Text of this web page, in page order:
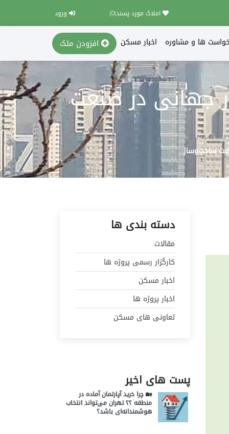
املاک مورد پسند(0
) ورود
ها و مشاوره اخبار مسکن افزودن ملک
جهانی در صنعت
ساخت‌وساز
دسته بندی ها
مقالات
کارگزار رسمی پروژه ها
اخبار مسکن
اخبار پروژه ها
تعاونی های مسکن
پست های اخیر
🏡 چرا خرید آپارتمان آماده در
منطقه ۲۲ تهران می‌تواند انتخاب
هوشمندانه‌ای باشد؟